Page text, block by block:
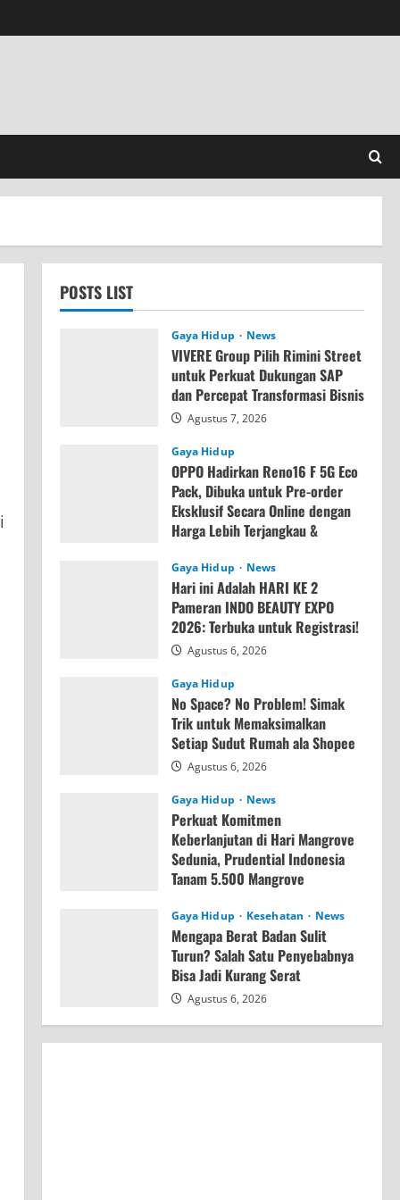
POSTS LIST
Gaya Hidup News
VIVERE Group Pilih Rimini Street
untuk Perkuat Dukungan SAP
dan Percepat Transformasi Bisnis
Agustus 7, 2026
Gaya Hidup
OPPO Hadirkan Reno16 F 5G Eco
Pack, Dibuka untuk Pre-order
Eksklusif Secara Online dengan
Harga Lebih Terjangkau &
Agustus 7, 2026
Gaya Hidup News
Hari ini Adalah HARI KE 2
Pameran INDO BEAUTY EXPO
2026: Terbuka untuk Registrasi!
Agustus 6, 2026
Gaya Hidup
No Space? No Problem! Simak
Trik untuk Memaksimalkan
Setiap Sudut Rumah ala Shopee
Agustus 6, 2026
Gaya Hidup News
Perkuat Komitmen
Keberlanjutan di Hari Mangrove
Sedunia, Prudential Indonesia
Tanam 5.500 Mangrove
Gaya Hidup
Kesehatan News
Mengapa Berat Badan Sulit
Turun? Salah Satu Penyebabnya
Bisa Jadi Kurang Serat
Agustus 6, 2026